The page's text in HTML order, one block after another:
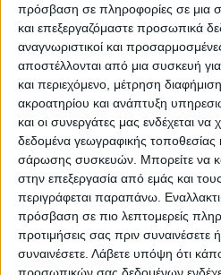
πρόσβαση σε πληροφορίες σε μια
και επεξεργαζόμαστε προσωπικά
αναγνωριστικοί και
αποστέλλονται από μια συσκευή για
και περιεχόμενο, μέτρηση
ακροατηρίου και ανάπτυξη
και οι συνεργάτες μας ενδέχεται
δεδομένα γεωγραφικής
σάρωσης συσκευών. Μπορείτε να
στην επεξεργασία από εμάς και
περιγράφεται παραπάνω.
πρόσβαση σε πιο λεπτομερείς
προτιμήσεις σας πριν συναινέσετε
συναινέσετε. Λάβετε υπόψη ότι
42,00€
ΧΑΛΙ YORK VINTAGE 9311 BEIGE
CREAM – 200cm x 290cm
194,00€
ΧΑΛΙΑ
ΧΑΛΙ YORK VINTAGE 9184 BEIGE
CREAM – 133cm x 190cm
85,00€